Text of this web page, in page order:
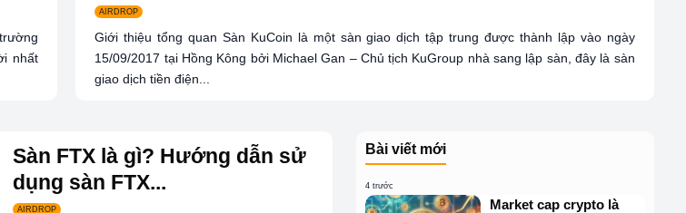
nhất
AIRDROP
Giới thiệu tổng quan Sàn KuCoin là một sàn giao dịch tập trung được thành lập vào ngày
15/09/2017 tại Hồng Kông bởi Michael Gan – Chủ tịch KuGroup nhà sang lập sàn, đây là sàn
giao dịch tiền điện...
Sàn FTX là gì? Hướng dẫn sử
dụng sàn FTX...
AIRDROP
Bài viết mới
4 trước
Market cap crypto là